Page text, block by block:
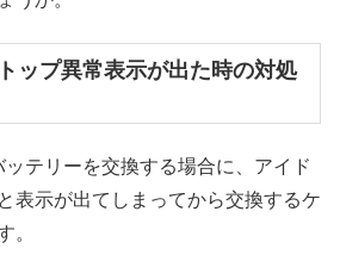
ップ異常表示が出た時の対処
テリーを交換する場合に、アイド
表示が出てしまってから交換するケ
。